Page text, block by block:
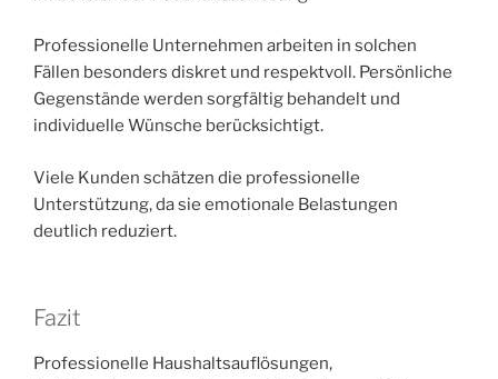
Professionelle Unternehmen arbeiten in solchen
Fällen besonders diskret und respektvoll. Persönliche
Gegenstände werden sorgfältig behandelt und
individuelle Wünsche berücksichtigt.
Viele Kunden schätzen die professionelle
Unterstützung, da sie emotionale Belastungen
deutlich reduziert.
Fazit
Professionelle Haushaltsauflösungen,